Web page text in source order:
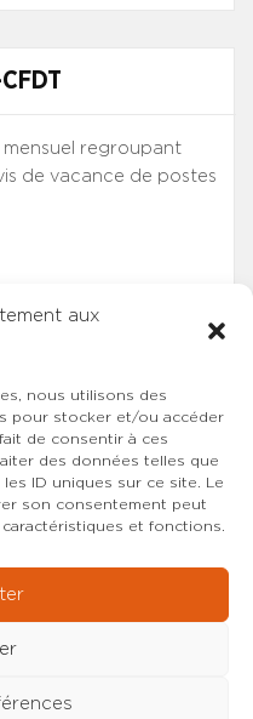
aux
nous utilisons des
pour stocker et/ou accéder
de consentir à ces
des données telles que
ID uniques sur ce site. Le
son consentement peut
et fonctions.
regroupant
de vacance de postes